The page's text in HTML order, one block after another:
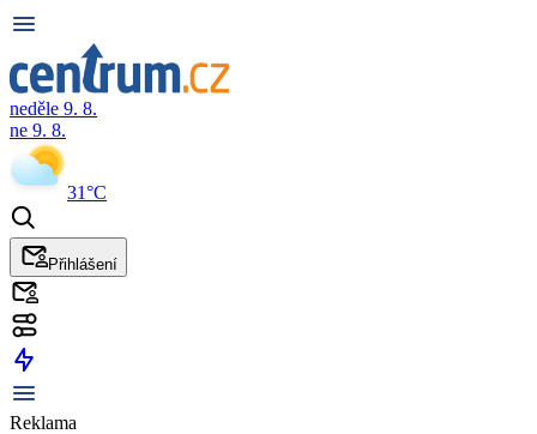
neděle 9. 8.
ne 9. 8.
31°C
Přihlášení
Reklama